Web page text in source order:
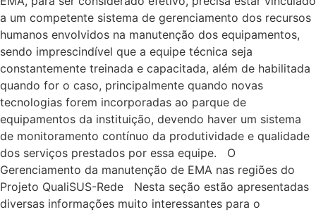
a um competente sistema de gerenciamento dos recursos
humanos envolvidos na manutenção dos equipamentos,
sendo imprescindível que a equipe técnica seja
constantemente treinada e capacitada, além de habilitada
quando for o caso, principalmente quando novas
tecnologias forem incorporadas ao parque de
equipamentos da instituição, devendo haver um sistema
de monitoramento contínuo da produtividade e qualidade
dos serviços prestados por essa equipe. O
Gerenciamento da manutenção de EMA nas regiões do
Projeto QualiSUS-Rede Nesta seção estão apresentadas
diversas informações muito interessantes para o